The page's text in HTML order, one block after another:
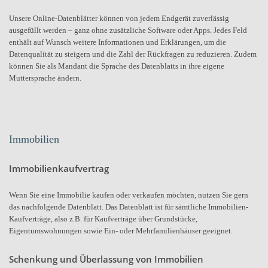
Unsere Online-Datenblätter können von jedem Endgerät zuverlässig
ausgefüllt werden – ganz ohne zusätzliche Software oder Apps. Jedes Feld
enthält auf Wunsch weitere Informationen und Erklärungen, um die
Datenqualität zu steigern und die Zahl der Rückfragen zu reduzieren. Zudem
können Sie als Mandant die Sprache des Datenblatts in ihre eigene
Muttersprache ändern.
Immobilien
Immobilienkaufvertrag
Wenn Sie eine Immobilie kaufen oder verkaufen möchten, nutzen Sie gern
das nachfolgende Datenblatt. Das Datenblatt ist für sämtliche Immobilien-
Kaufverträge, also z.B. für Kaufverträge über Grundstücke,
Eigentumswohnungen sowie Ein- oder Mehrfamilienhäuser geeignet.
Schenkung und Überlassung von Immobilien